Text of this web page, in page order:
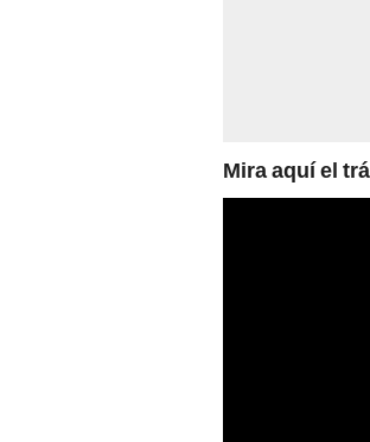
Mira aquí el